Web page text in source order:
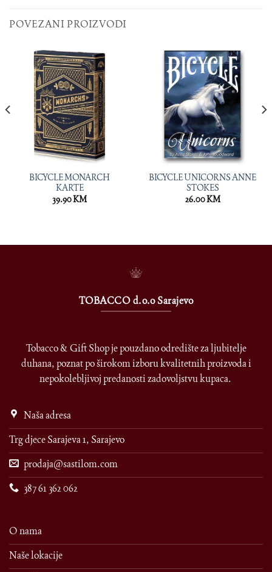
POVEZANI PROIZVODI
BICYCLE MONARCH
KARTE
39.90KM
BICYCLE UNICORNS ANNE
STOKES
26.00KM
TOBACCO d.o.o Sarajevo
Tobacco & Gift Shop je pouzdano odredište za ljubitelje
duhana, poznat po širokom izboru kvalitetnih proizvoda i
nepokolebljivoj predanosti zadovoljstvu kupaca.
Naša adresa
Trg djece Sarajeva 1, Sarajevo
prodaja@sastilom.com
387 61 362 062
O nama
Naše lokacije